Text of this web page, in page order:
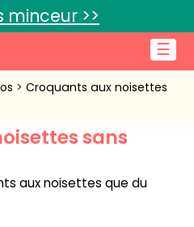
☰
>>
Croquants aux noisettes
sans
aux noisettes que du